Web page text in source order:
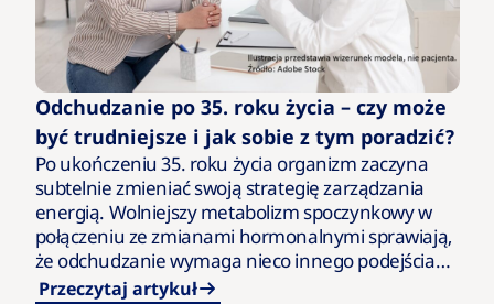
Odchudzanie po 35. roku życia – czy może
być trudniejsze i jak sobie z tym poradzić?
Po ukończeniu 35. roku życia organizm zaczyna
subtelnie zmieniać swoją strategię zarządzania
energią. Wolniejszy metabolizm spoczynkowy w
połączeniu ze zmianami hormonalnymi sprawiają,
że odchudzanie wymaga nieco innego podejścia
niż jeszcze dekadę wcześniej. To jednak nie czas na
Przeczytaj artykuł